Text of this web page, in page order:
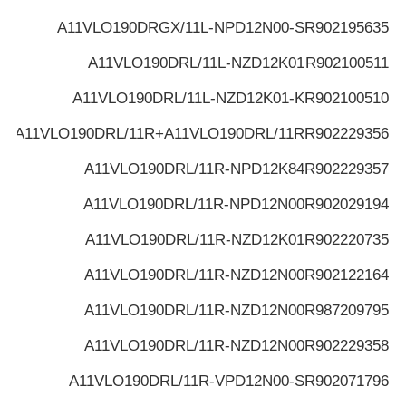
R902195635
A11VLO190DRGX/11L-NPD12N00-S
R902100511
A11VLO190DRL/11L-NZD12K01
R902100510
A11VLO190DRL/11L-NZD12K01-K
R902229356
A11VLO190DRL/11R+A11VLO190DRL/11R
R902229357
A11VLO190DRL/11R-NPD12K84
R902029194
A11VLO190DRL/11R-NPD12N00
R902220735
A11VLO190DRL/11R-NZD12K01
R902122164
A11VLO190DRL/11R-NZD12N00
R987209795
A11VLO190DRL/11R-NZD12N00
R902229358
A11VLO190DRL/11R-NZD12N00
R902071796
A11VLO190DRL/11R-VPD12N00-S